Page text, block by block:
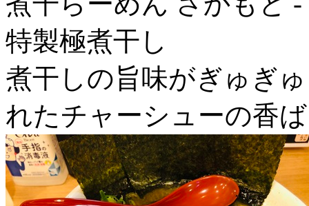
特製極煮干し
煮干しの旨味がぎゅぎ
れたチャーシューの香